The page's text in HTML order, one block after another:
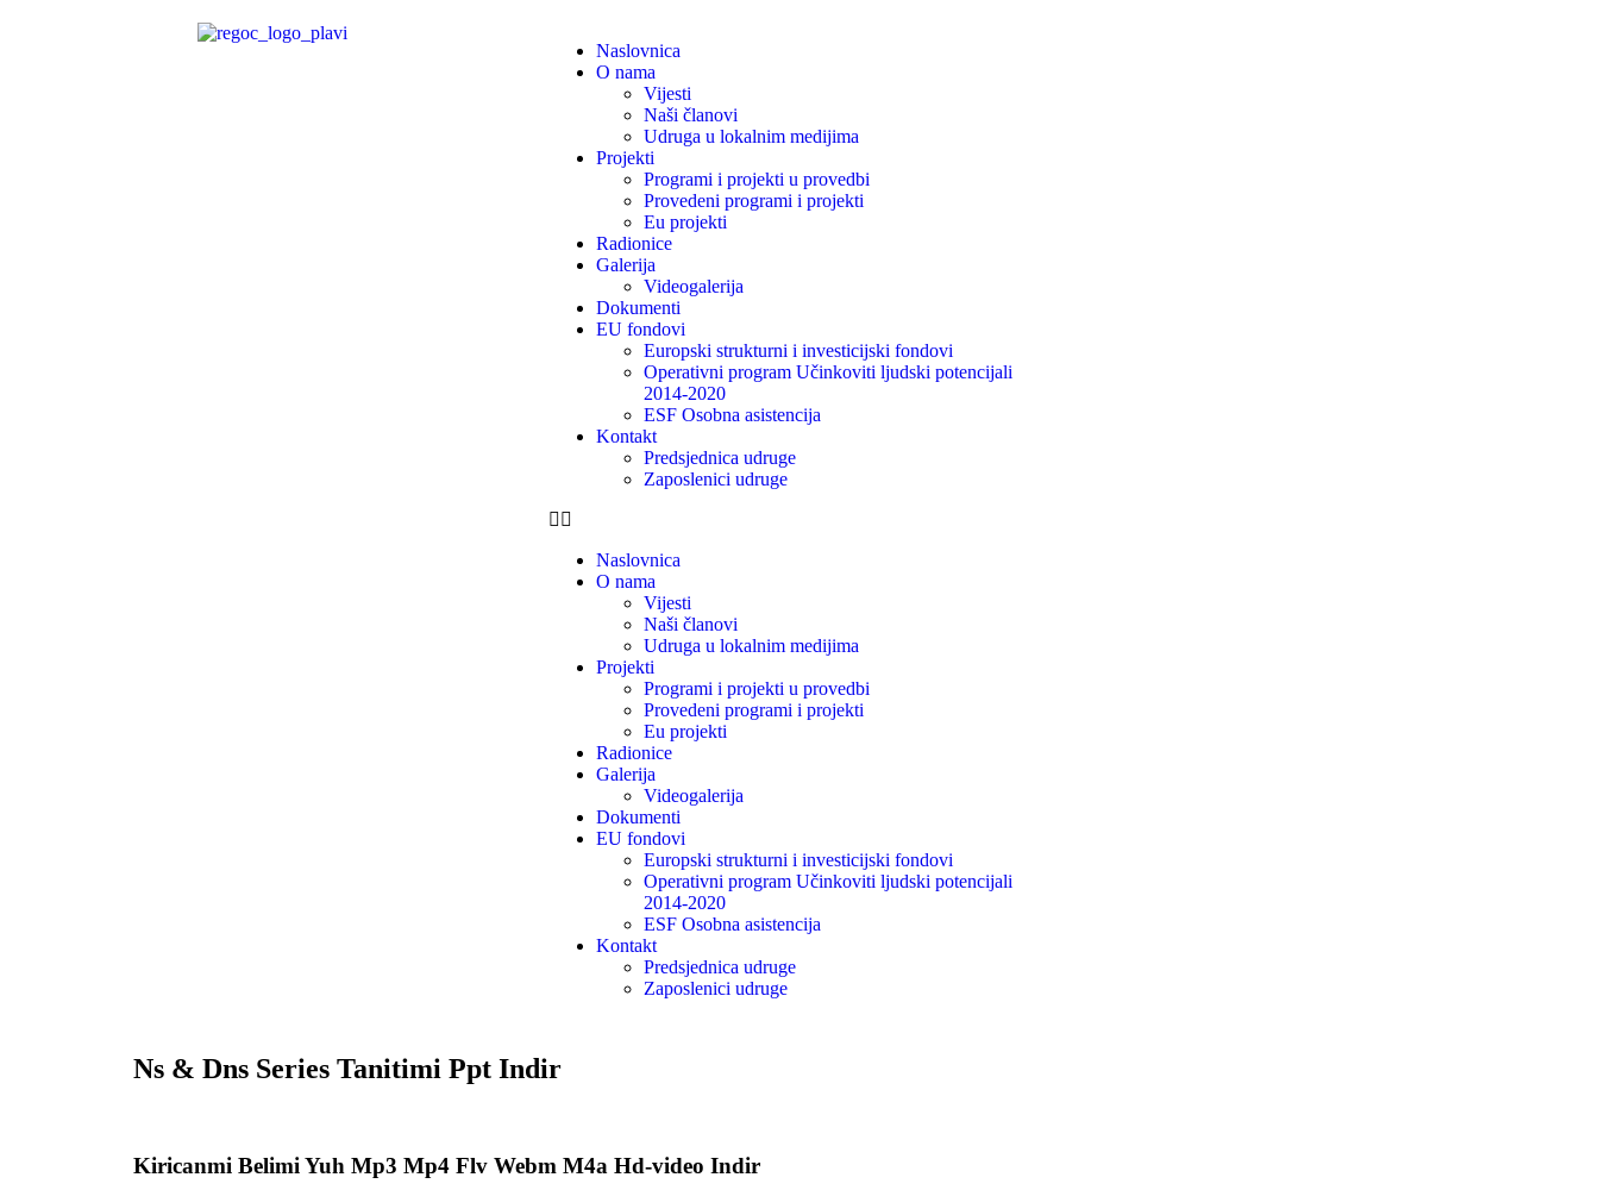
Naslovnica
O nama
Vijesti
Naši članovi
Udruga u lokalnim medijima
Projekti
Programi i projekti u provedbi
Provedeni programi i projekti
Eu projekti
Radionice
Galerija
Videogalerija
Dokumenti
EU fondovi
Europski strukturni i investicijski fondovi
Operativni program Učinkoviti ljudski potencijali
2014-2020
ESF Osobna asistencija
Kontakt
Predsjednica udruge
Zaposlenici udruge
Naslovnica
O nama
Vijesti
Naši članovi
Udruga u lokalnim medijima
Projekti
Programi i projekti u provedbi
Provedeni programi i projekti
Eu projekti
Radionice
Galerija
Videogalerija
Dokumenti
EU fondovi
Europski strukturni i investicijski fondovi
Operativni program Učinkoviti ljudski potencijali
2014-2020
ESF Osobna asistencija
Kontakt
Predsjednica udruge
Zaposlenici udruge
Ns & Dns Series Tanitimi Ppt Indir
Kiricanmi Belimi Yuh Mp3 Mp4 Flv Webm M4a Hd-video Indir